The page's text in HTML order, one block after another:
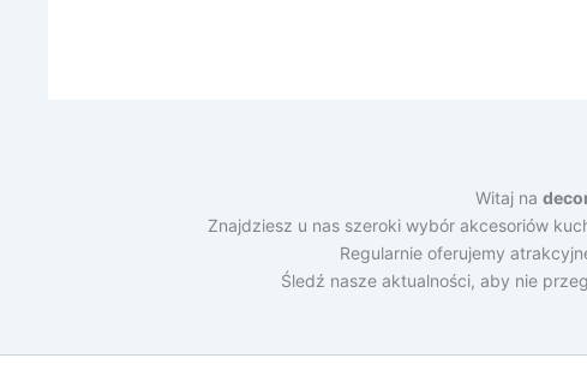
Witaj na
Znajdziesz u nas szeroki wybór akcesoriów
Regularnie oferujemy
Śledź nasze aktualności, aby nie